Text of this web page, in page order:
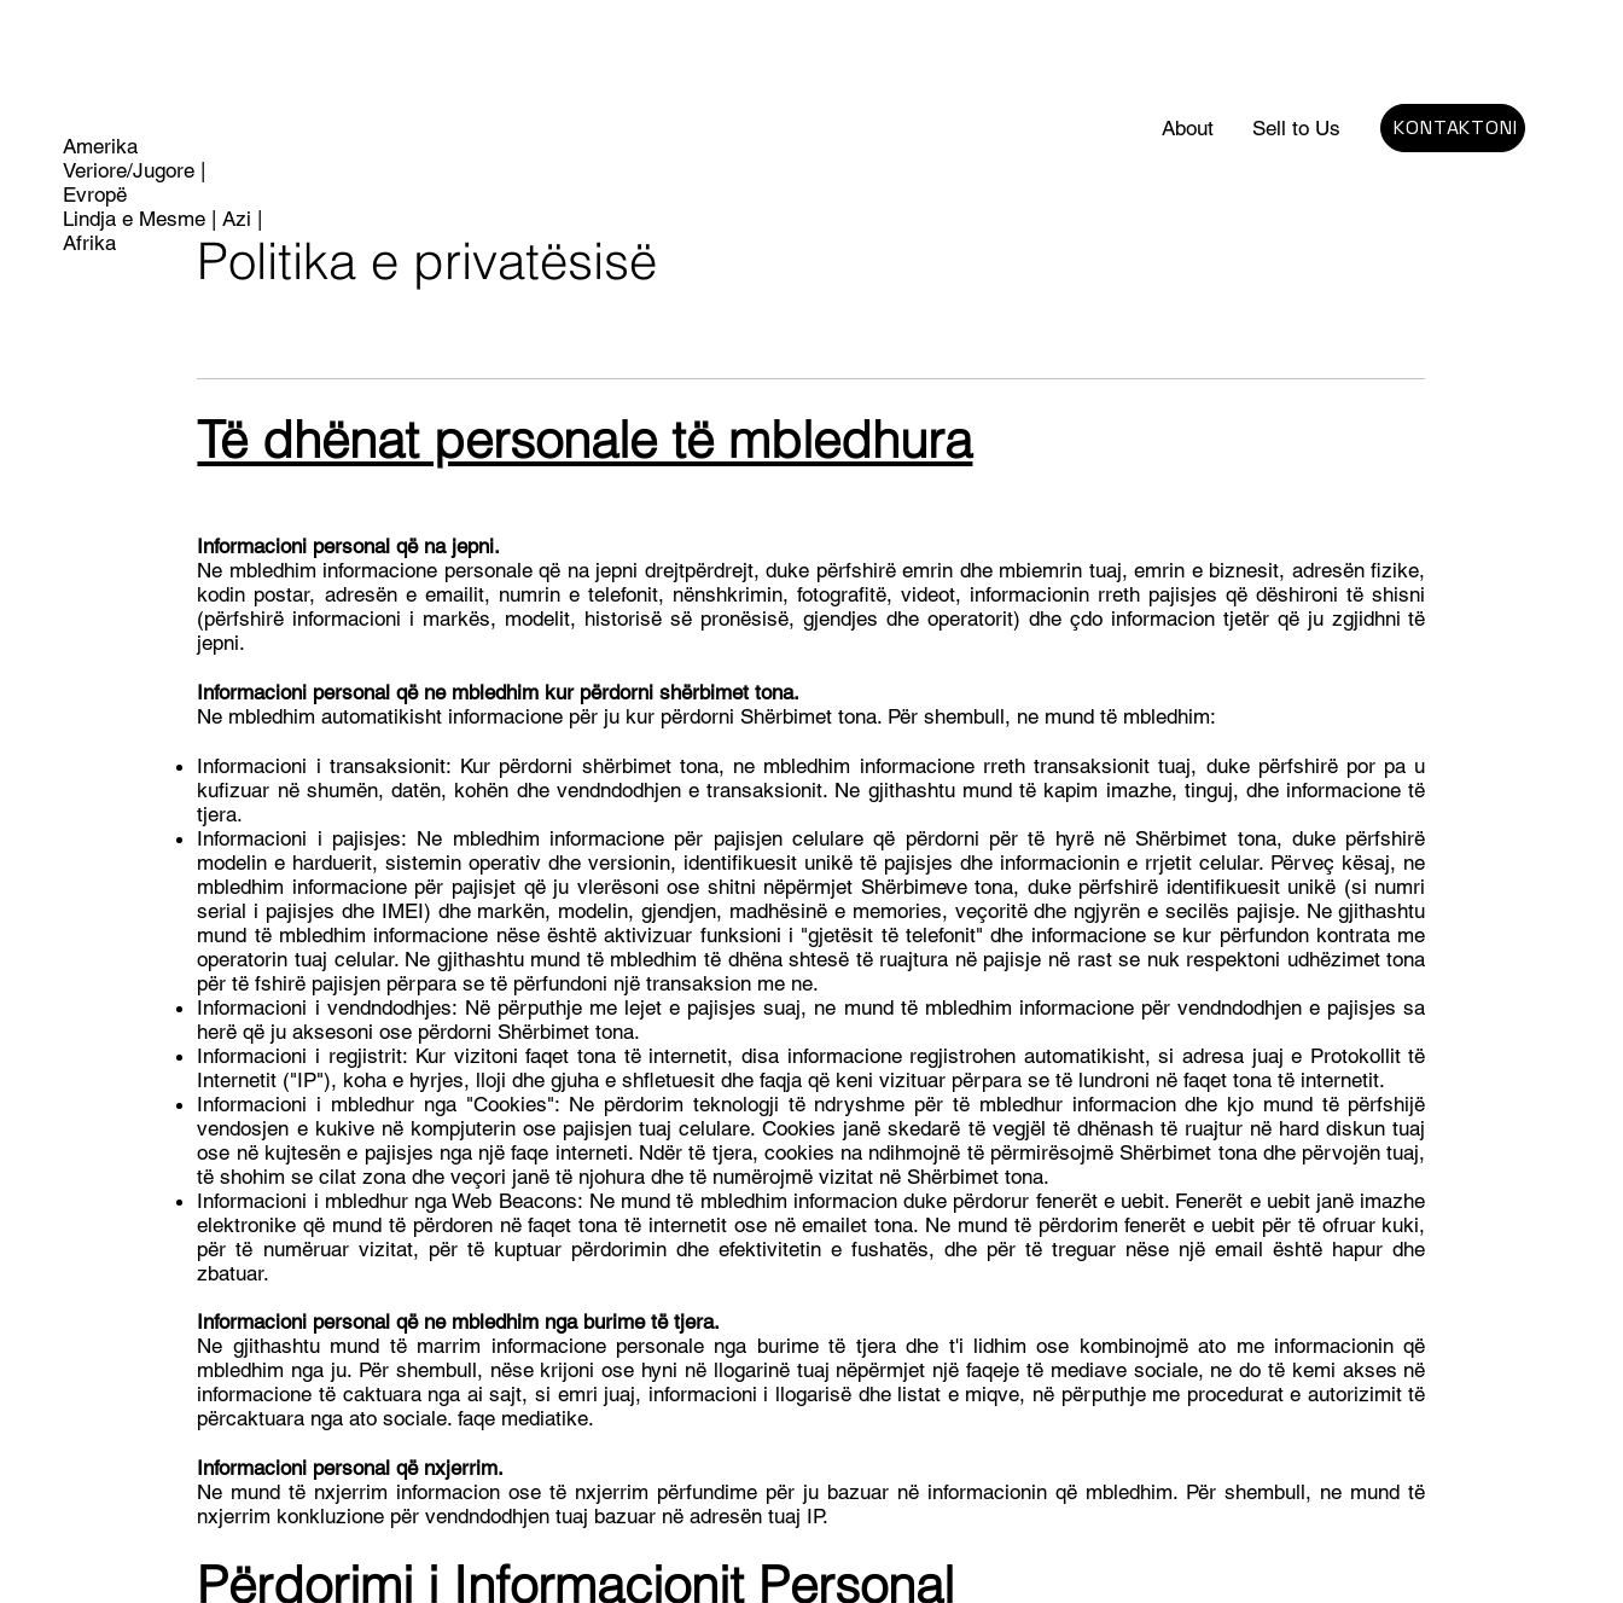
KONTAKTONI
About Sell to Us
Amerika
Veriore/Jugore |
Evropë
Lindja e Mesme | Azi |
Afrika
Të dhënat personale të mbledhura
Informacioni personal që na jepni.
Ne mbledhim informacione personale që na jepni drejtpërdrejt, duke përfshirë emrin dhe mbiemrin tuaj, emrin e biznesit, adresën fizike,
kodin postar, adresën e emailit, numrin e telefonit, nënshkrimin, fotografitë, videot, informacionin rreth pajisjes që dëshironi të shisni
(përfshirë informacioni i markës, modelit, historisë së pronësisë, gjendjes dhe operatorit) dhe çdo informacion tjetër që ju zgjidhni të
jepni.
Informacioni personal që ne mbledhim kur përdorni shërbimet tona.
Ne mbledhim automatikisht informacione për ju kur përdorni Shërbimet tona. Për shembull, ne mund të mbledhim:
Informacioni i transaksionit: Kur përdorni shërbimet tona, ne mbledhim informacione rreth transaksionit tuaj, duke përfshirë por pa u
kufizuar në shumën, datën, kohën dhe vendndodhjen e transaksionit. Ne gjithashtu mund të kapim imazhe, tinguj, dhe informacione të
tjera.
Informacioni i pajisjes: Ne mbledhim informacione për pajisjen celulare që përdorni për të hyrë në Shërbimet tona, duke përfshirë
modelin e harduerit, sistemin operativ dhe versionin, identifikuesit unikë të pajisjes dhe informacionin e rrjetit celular. Përveç kësaj, ne
mbledhim informacione për pajisjet që ju vlerësoni ose shitni nëpërmjet Shërbimeve tona, duke përfshirë identifikuesit unikë (si numri
serial i pajisjes dhe IMEI) dhe markën, modelin, gjendjen, madhësinë e memories, veçoritë dhe ngjyrën e secilës pajisje. Ne gjithashtu
mund të mbledhim informacione nëse është aktivizuar funksioni i "gjetësit të telefonit" dhe informacione se kur përfundon kontrata me
operatorin tuaj celular. Ne gjithashtu mund të mbledhim të dhëna shtesë të ruajtura në pajisje në rast se nuk respektoni udhëzimet tona
për të fshirë pajisjen përpara se të përfundoni një transaksion me ne.
Informacioni i vendndodhjes: Në përputhje me lejet e pajisjes suaj, ne mund të mbledhim informacione për vendndodhjen e pajisjes sa
herë që ju aksesoni ose përdorni Shërbimet tona.
Informacioni i regjistrit: Kur vizitoni faqet tona të internetit, disa informacione regjistrohen automatikisht, si adresa juaj e Protokollit të
Internetit ("IP"), koha e hyrjes, lloji dhe gjuha e shfletuesit dhe faqja që keni vizituar përpara se të lundroni në faqet tona të internetit.
Informacioni i mbledhur nga "Cookies": Ne përdorim teknologji të ndryshme për të mbledhur informacion dhe kjo mund të përfshijë
vendosjen e kukive në kompjuterin ose pajisjen tuaj celulare. Cookies janë skedarë të vegjël të dhënash të ruajtur në hard diskun tuaj
ose në kujtesën e pajisjes nga një faqe interneti. Ndër të tjera, cookies na ndihmojnë të përmirësojmë Shërbimet tona dhe përvojën tuaj,
të shohim se cilat zona dhe veçori janë të njohura dhe të numërojmë vizitat në Shërbimet tona.
Informacioni i mbledhur nga Web Beacons: Ne mund të mbledhim informacion duke përdorur fenerët e uebit. Fenerët e uebit janë imazhe
elektronike që mund të përdoren në faqet tona të internetit ose në emailet tona. Ne mund të përdorim fenerët e uebit për të ofruar kuki,
për të numëruar vizitat, për të kuptuar përdorimin dhe efektivitetin e fushatës, dhe për të treguar nëse një email është hapur dhe
zbatuar.
Informacioni personal që ne mbledhim nga burime të tjera.
Ne gjithashtu mund të marrim informacione personale nga burime të tjera dhe t'i lidhim ose kombinojmë ato me informacionin që
mbledhim nga ju. Për shembull, nëse krijoni ose hyni në llogarinë tuaj nëpërmjet një faqeje të mediave sociale, ne do të kemi akses në
informacione të caktuara nga ai sajt, si emri juaj, informacioni i llogarisë dhe listat e miqve, në përputhje me procedurat e autorizimit të
përcaktuara nga ato sociale. faqe mediatike.
Informacioni personal që nxjerrim.
Ne mund të nxjerrim informacion ose të nxjerrim përfundime për ju bazuar në informacionin që mbledhim. Për shembull, ne mund të
nxjerrim konkluzione për vendndodhjen tuaj bazuar në adresën tuaj IP.
Përdorimi i Informacionit Personal
Politika e privatësisë